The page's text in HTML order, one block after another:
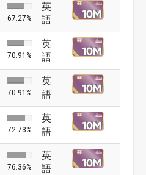
67.27%
英
語
70.91%
英
語
70.91%
英
語
72.73%
英
語
76.36%
英
語